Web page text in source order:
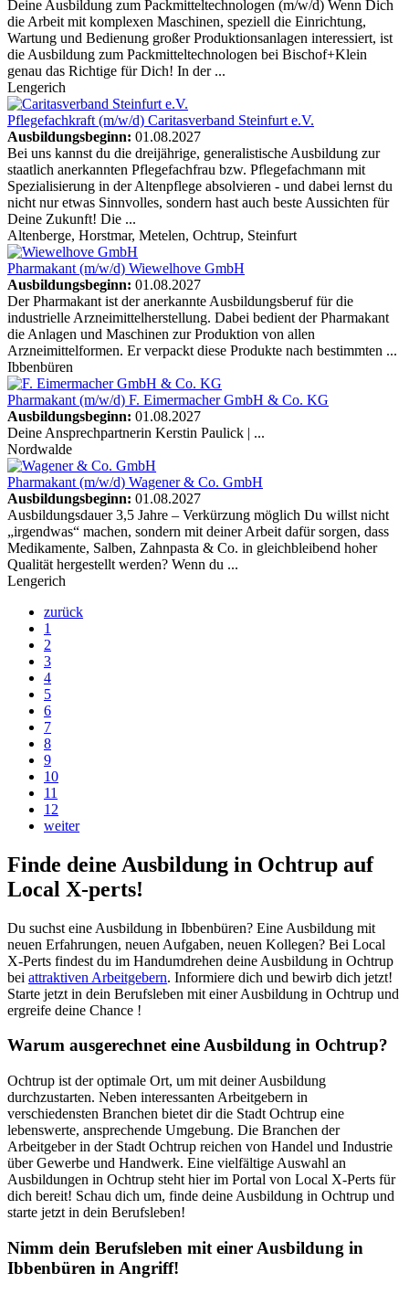
Deine Ausbildung zum Packmitteltechnologen (m/w/d) Wenn Dich
die Arbeit mit komplexen Maschinen, speziell die Einrichtung,
Wartung und Bedienung großer Produktionsanlagen interessiert, ist
die Ausbildung zum Packmitteltechnologen bei Bischof+Klein
genau das Richtige für Dich! In der ...
Lengerich
Pflegefachkraft (m/w/d) Caritasverband Steinfurt e.V.
Ausbildungsbeginn: 01.08.2027
Bei uns kannst du die dreijährige, generalistische Ausbildung zur
staatlich anerkannten Pflegefachfrau bzw. Pflegefachmann mit
Spezialisierung in der Altenpflege absolvieren - und dabei lernst du
nicht nur etwas Sinnvolles, sondern hast auch beste Aussichten für
Deine Zukunft! Die ...
Altenberge, Horstmar, Metelen, Ochtrup, Steinfurt
Pharmakant (m/w/d) Wiewelhove GmbH
Ausbildungsbeginn: 01.08.2027
Der Pharmakant ist der anerkannte Ausbildungsberuf für die
industrielle Arzneimittelherstellung. Dabei bedient der Pharmakant
die Anlagen und Maschinen zur Produktion von allen
Arzneimittelformen. Er verpackt diese Produkte nach bestimmten ...
Ibbenbüren
Pharmakant (m/w/d) F. Eimermacher GmbH & Co. KG
Ausbildungsbeginn: 01.08.2027
Deine Ansprechpartnerin Kerstin Paulick | ...
Nordwalde
Pharmakant (m/w/d) Wagener & Co. GmbH
Ausbildungsbeginn: 01.08.2027
Ausbildungsdauer 3,5 Jahre – Verkürzung möglich Du willst nicht
„irgendwas“ machen, sondern mit deiner Arbeit dafür sorgen, dass
Medikamente, Salben, Zahnpasta & Co. in gleichbleibend hoher
Qualität hergestellt werden? Wenn du ...
Lengerich
zurück
1
2
3
4
5
6
7
8
9
10
11
12
weiter
Finde deine Ausbildung in Ochtrup auf
Local X-perts!
Du suchst eine Ausbildung in Ibbenbüren? Eine Ausbildung mit
neuen Erfahrungen, neuen Aufgaben, neuen Kollegen? Bei Local
X-Perts findest du im Handumdrehen deine Ausbildung in Ochtrup
bei attraktiven Arbeitgebern. Informiere dich und bewirb dich jetzt!
Starte jetzt in dein Berufsleben mit einer Ausbildung in Ochtrup und
ergreife deine Chance !
Warum ausgerechnet eine Ausbildung in Ochtrup?
Ochtrup ist der optimale Ort, um mit deiner Ausbildung
durchzustarten. Neben interessanten Arbeitgebern in
verschiedensten Branchen bietet dir die Stadt Ochtrup eine
lebenswerte, ansprechende Umgebung. Die Branchen der
Arbeitgeber in der Stadt Ochtrup reichen von Handel und Industrie
über Gewerbe und Handwerk. Eine vielfältige Auswahl an
Ausbildungen in Ochtrup steht hier im Portal von Local X-Perts für
dich bereit! Schau dich um, finde deine Ausbildung in Ochtrup und
starte jetzt in dein Berufsleben!
Nimm dein Berufsleben mit einer Ausbildung in
Ibbenbüren in Angriff!